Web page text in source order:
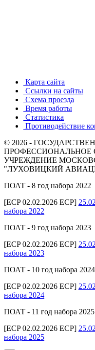
Карта сайта
Ссылки на сайты
Схема проезда
Время работы
Статистика
Противодействие
© 2026 -
ПРОФЕССИОНАЛЬНОЕ
УЧРЕЖДЕНИЕ
"ЛУХОВИЦКИЙ
ПОАТ - 8 год набора 2022
[ECP 02.02.2026 ECP]
набора 2022
ПОАТ - 9 год набора 2023
[ECP 02.02.2026 ECP]
набора 2023
ПОАТ - 10 год набора 2024
[ECP 02.02.2026 ECP]
набора 2024
ПОАТ - 11 год набора 2025
[ECP 02.02.2026 ECP]
набора 2025